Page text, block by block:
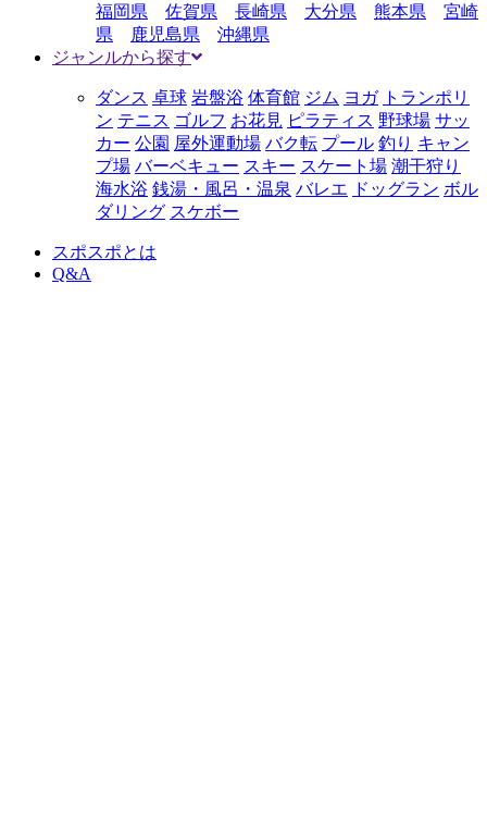
福岡県 佐賀県 長崎県 大分県 熊本県
宮崎
県
鹿児島県
沖縄県
ジャンルから探す
ダンス 卓球 岩盤浴 体育館 ジム ヨガ トランポリ
ン テニス ゴルフ お花見 ピラティス 野球場 サッ
カー 公園 屋外運動場 バク転 プール 釣り キャン
プ場 バーベキュー スキー スケート場 潮干狩り
海水浴 銭湯・風呂・温泉 バレエ ドッグラン ボル
ダリング スケボー
スポスポとは
Q&A